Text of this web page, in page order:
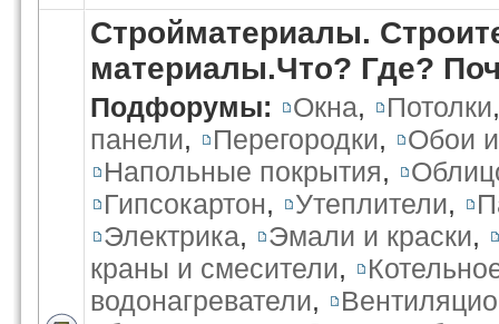
Стройматериалы.
материалы.Что? Где?
Подфорумы: Окна, Потолки
панели, Перегородки,
Обои
Напольные покрытия,
Гипсокартон, Утеплители,
Электрика, Эмали и краски,
краны и смесители,
водонагреватели,